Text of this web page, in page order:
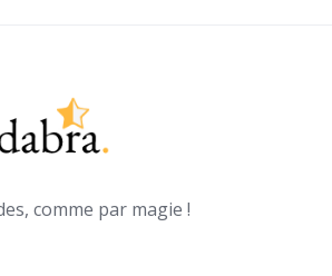
comme par magie !